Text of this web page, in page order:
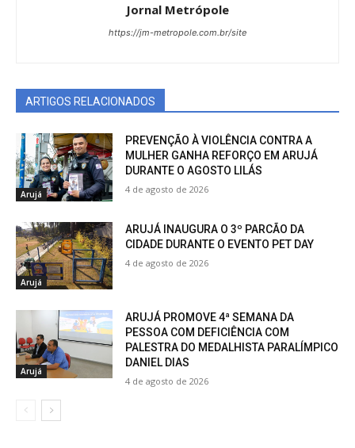
Jornal Metrópole
https://jm-metropole.com.br/site
ARTIGOS RELACIONADOS
Arujá
PREVENÇÃO À VIOLÊNCIA CONTRA A
MULHER GANHA REFORÇO EM ARUJÁ
DURANTE O AGOSTO LILÁS
4 de agosto de 2026
Arujá
ARUJÁ INAUGURA O 3º PARCÃO DA
CIDADE DURANTE O EVENTO PET DAY
4 de agosto de 2026
Arujá
ARUJÁ PROMOVE 4ª SEMANA DA
PESSOA COM DEFICIÊNCIA COM
PALESTRA DO MEDALHISTA PARALÍMPICO
DANIEL DIAS
4 de agosto de 2026